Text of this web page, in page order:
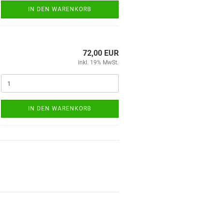
IN DEN WARENKORB
72,00 EUR
inkl. 19% MwSt.
IN DEN WARENKORB